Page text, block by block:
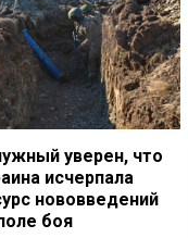
уверен, что
исчерпала
нововведений
боя